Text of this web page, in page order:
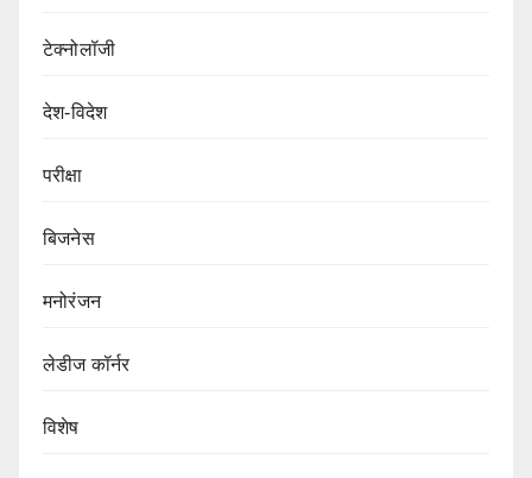
टेक्नोलॉजी
देश-विदेश
परीक्षा
बिजनेस
मनोरंजन
लेडीज कॉर्नर
विशेष